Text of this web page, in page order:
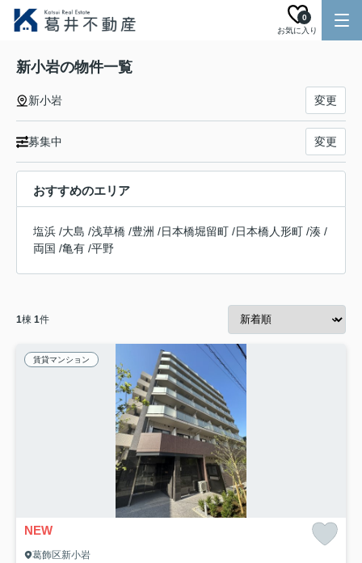
お気に入り
0
新小岩の物件一覧
新小岩 変更
募集中 変更
おすすめのエリア
塩浜 /大島 /浅草橋 /豊洲 /日本橋堀留町 /日本橋人形町 /湊 /
両国 /亀有 /平野
1棟 1件
賃貸マンション
NEW
葛飾区新小岩